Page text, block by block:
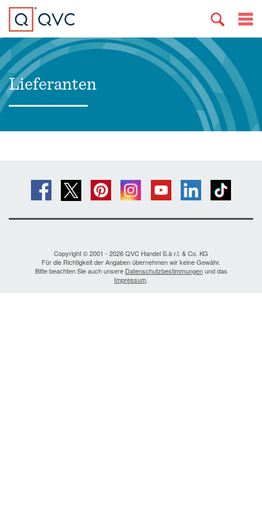
Lieferanten
Copyright © 2001 - 2026 QVC Handel S.à r.l. & Co. KG
Für die Richtigkeit der Angaben übernehmen wir keine Gewähr.
Bitte beachten Sie auch unsere Datenschutzbestimmungenund das
Impressum.